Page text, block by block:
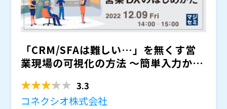
「CRM/SFAは難しい…」を無くす営
業現場の可視化の方法 ～簡単入力から
3.3
コネクシオ株式会社